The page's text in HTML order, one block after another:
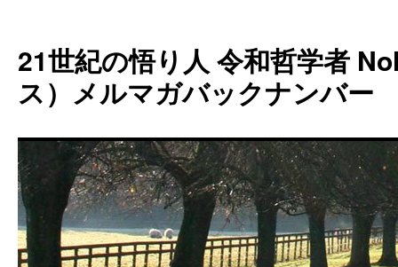
テ
ン
ツ
へ
キ
ッ
プ
21世紀の悟り人 令和哲学者
ス）メルマガバックナンバー